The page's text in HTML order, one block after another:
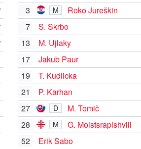
3
M Roko Jureškin
7 S. Skrbo
13
M. Ujlaky
17
Jakub Paur
19 T. Kudlicka
21
P. Karhan
27
D
M. Tomič
28
M G. Moistsrapishvili
52
Erik Sabo